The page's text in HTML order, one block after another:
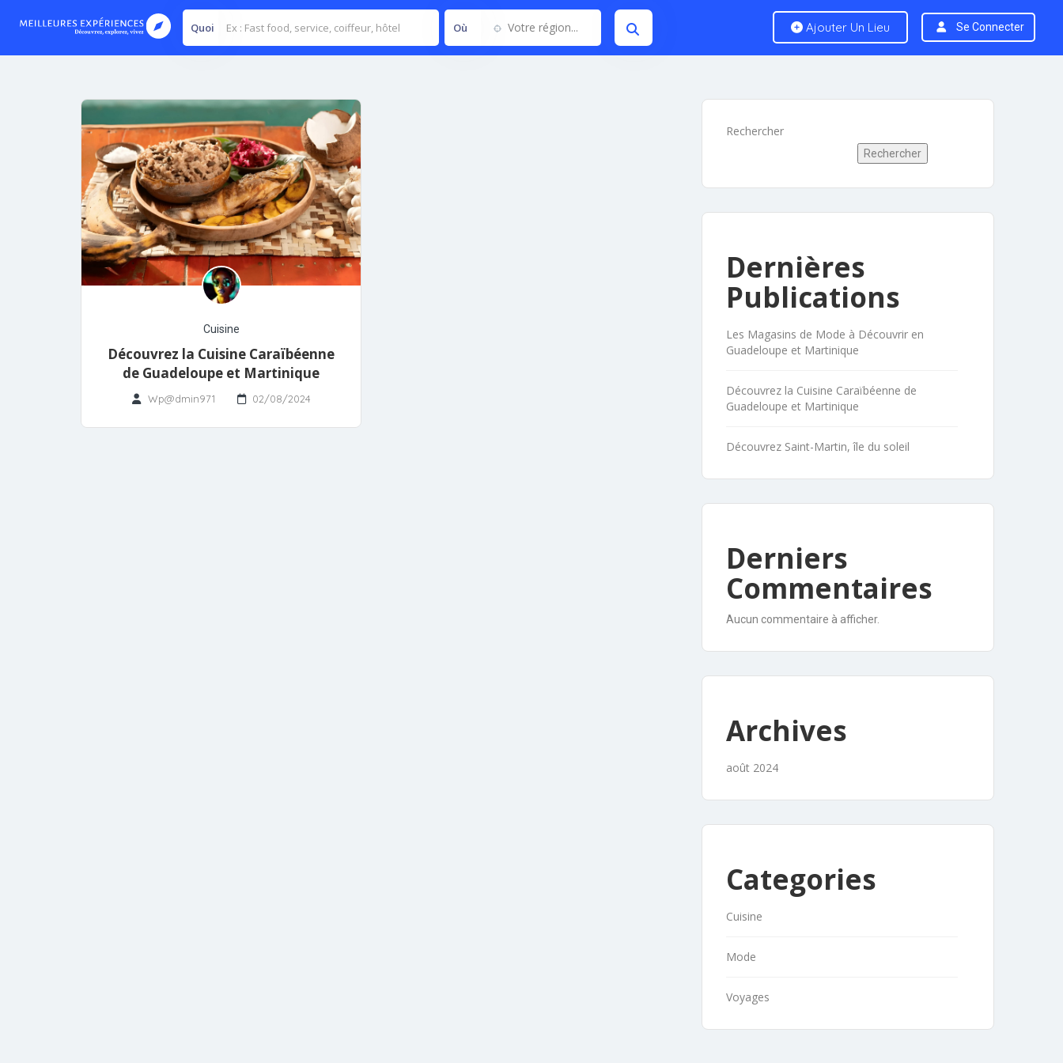
Quoi Où Votre région... Ajouter Un Lieu Se Connecter
Cuisine
Découvrez la Cuisine Caraïbéenne
de Guadeloupe et Martinique
Wp@dmin971 02/08/2024
Rechercher
Rechercher
Dernières
Publications
Les Magasins de Mode à Découvrir en
Guadeloupe et Martinique
Découvrez la Cuisine Caraïbéenne de
Guadeloupe et Martinique
Découvrez Saint-Martin, île du soleil
Derniers
Commentaires
Aucun commentaire à afficher.
Archives
août 2024
Categories
Cuisine
Mode
Voyages